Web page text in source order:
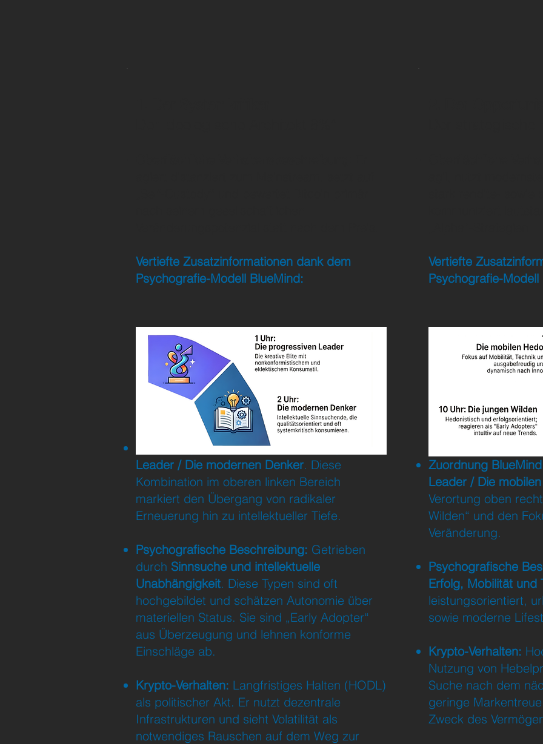
Vertiefte Zusatzinformationen dank dem
Psychografie-Modell BlueMind:
Zuordnung BlueMind Felder: Die progressiven
Leader / Die modernen Denker. Diese
Kombination im oberen linken Bereich
markiert den Übergang von radikaler
Erneuerung hin zu intellektueller Tiefe.
Psychografische Beschreibung: Getrieben
durch Sinnsuche und intellektuelle
Unabhängigkeit. Diese Typen sind oft
hochgebildet und schätzen Autonomie über
materiellen Status. Sie sind „Early Adopter“
aus Überzeugung und lehnen konforme
Einschläge ab.
Krypto-Verhalten: Langfristiges Halten (HODL)
als politischer Akt. Er nutzt dezentrale
Infrastrukturen und sieht Volatilität als
notwendiges Rauschen auf dem Weg zur
Vertiefte
Psychografie-Modell
Zuordnung
Leader / Die
Verortung oben
Wilden“ und den
Veränderung.
Psychografische
Erfolg, Mobilität und
leistungsorientiert,
sowie moderne
Krypto-Verhalten:
Nutzung von
Suche nach dem
geringe
Zweck des